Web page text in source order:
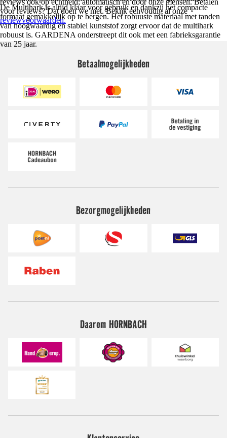
De Multihark is altijd klaar voor gebruik en dankzij het compacte
formaat gemakkelijk op te bergen. Het robuuste materiaal met tanden
van hoogwaardig en stabiel kunststof zorgt ervoor dat de multihark
robuust is. GARDENA onderstreept dit ook met een fabrieksgarantie
van 25 jaar.
reviews ook op echtheid; automatisch en door onze mensen. Betalen
voor reviews? Dat doen we niet. Bekijk eenvoudig al onze
reviewvoorwaarden.
Betaalmogelijkheden
Bezorgmogelijkheden
Daarom HORNBACH